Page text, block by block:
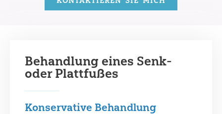
Behandlung eines Senk-
oder Plattfußes
Konservative Behandlung